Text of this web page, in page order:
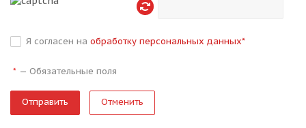
Я согласен на обработку персональных данных*
* — Обязательные поля
Отменить